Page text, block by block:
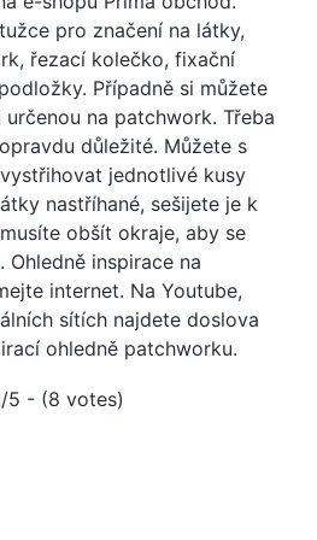
pro značení na látky,
řezací kolečko, fixační
Případně si můžete
na patchwork. Třeba
důležité. Můžete s
jednotlivé kusy
nastříhané, sešijete je k
obšít okraje, aby se
Ohledně inspirace na
internet. Na Youtube,
sítích najdete doslova
ohledně patchworku.
5 - (8 votes)